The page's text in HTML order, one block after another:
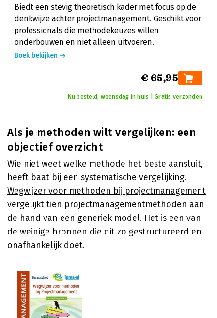
Biedt een stevig theoretisch kader met focus op de
denkwijze achter projectmanagement. Geschikt voor
professionals die methodekeuzes willen
onderbouwen en niet alleen uitvoeren.
Boek bekijken
€ 65,95
Nu besteld, woensdag in huis | Gratis verzonden
Als je methoden wilt vergelijken: een
objectief overzicht
Wie niet weet welke methode het beste aansluit,
heeft baat bij een systematische vergelijking.
Wegwijzer voor methoden bij projectmanagement
vergelijkt tien projectmanagementmethoden aan
de hand van een generiek model. Het is een van
de weinige bronnen die dit zo gestructureerd en
onafhankelijk doet.